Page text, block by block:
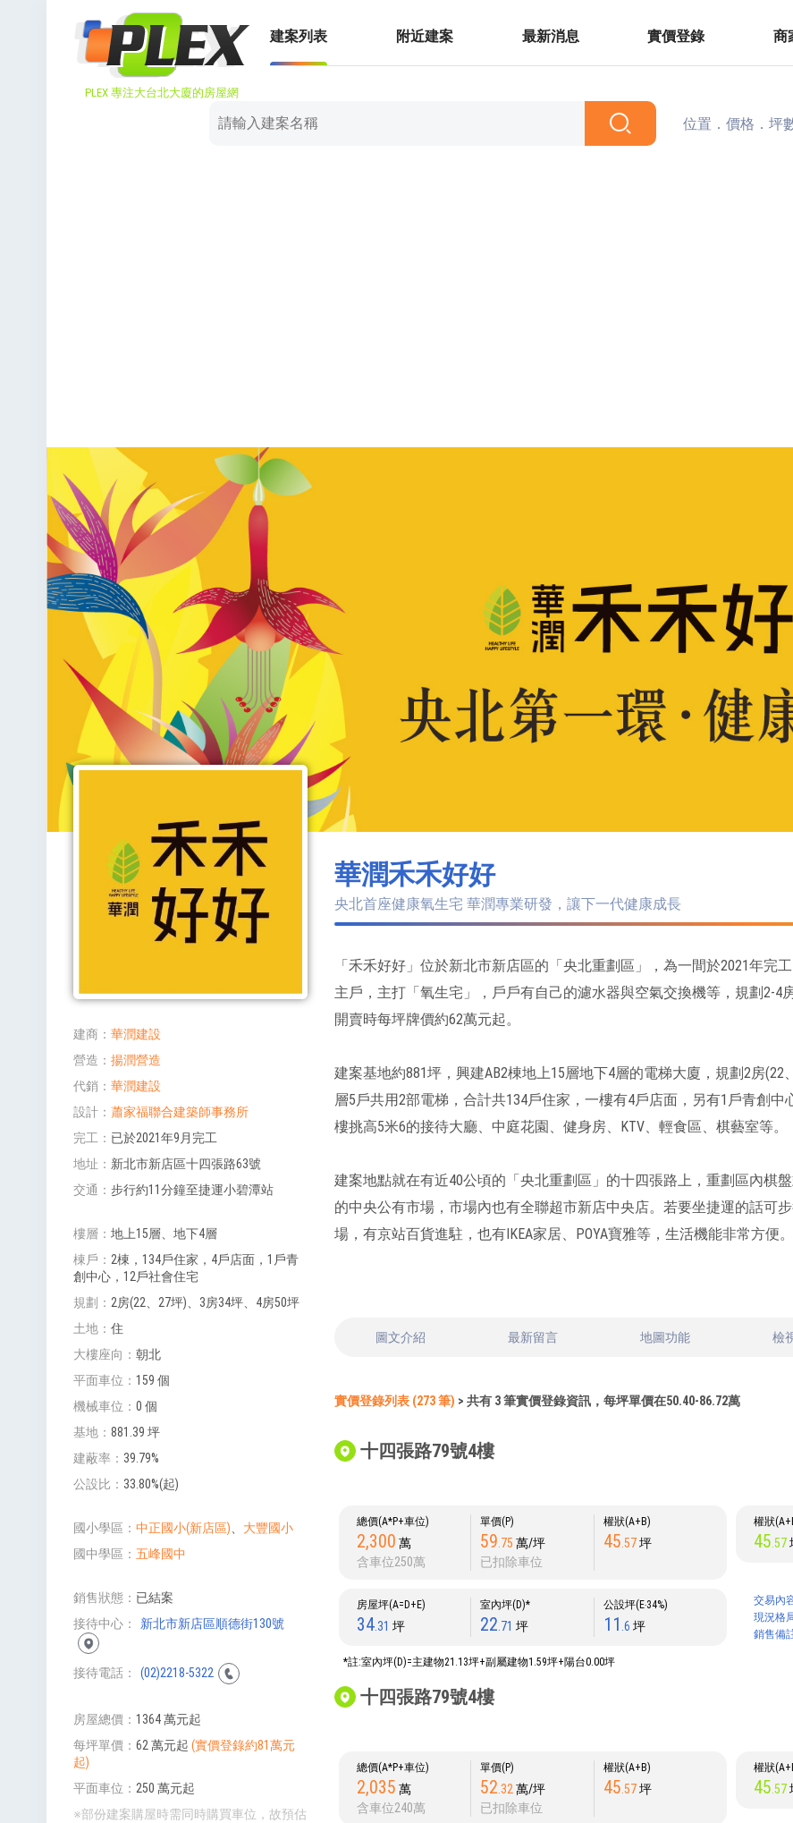
PLEX 專注大台北大廈的房屋網
建案列表 附近建案 最新消息 實價登錄 商
位置．價格．坪
建商
華潤建設
營造
揚潤營造
代銷
華潤建設
設計
蕭家福聯合建築師事務所
完工
已於2021年9月完工
地址
新北市新店區十四張路63號
交通
步行約11分鐘至捷運小碧潭站
樓層
地上15層、地下4層
棟戶
2棟，134戶住家，4戶店面，1戶青
創中心，12戶社會住宅
規劃
2房(22、27坪)、3房34坪、4房50坪
土地
住
大樓座向
朝北
平面車位
159 個
機械車位
0 個
基地
881.39 坪
建蔽率
39.79%
公設比
33.80%(起)
國小學區 中正國小(新店區)、 大豐國小
國中學區
五峰國中
銷售狀態
已結案
接待中心
新北市新店區順德街130號
接待電話 (02)2218-5322
房屋總價
1364 萬元起
每坪單價
62 萬元起 (實價登錄約81萬元
起)
平面車位
250 萬元起
※部份建案購屋時需同時購買車位，故預估
華潤禾禾好好
央北首座健康氧生宅 華潤專業研發，讓下一代健康成長
「禾禾好好」位於新北市新店區的「央北重劃區」，為一間於2021年
主戶，主打「氧生宅」，戶戶有自己的濾水器與空氣交換機等，規劃2-4
開賣時每坪牌價約62萬元起。
建案基地約881坪，興建AB2棟地上15層地下4層的電梯大廈，規劃2房
層5戶共用2部電梯，合計共134戶住家，一樓有4戶店面，另有1戶青創中
樓挑高5米6的接待大廳、中庭花園、健身房、KTV、輕食區、棋藝室等。
建案地點就在有近40公頃的「央北重劃區」的十四張路上，重劃區內棋
的中央公有市場，市場內也有全聯超市新店中央店。若要坐捷運的話可
場，有京站百貨進駐，也有IKEA家居、POYA寶雅等，生活機能非常方便。
圖文介紹 最新留言 地圖功能 檢
實價登錄列表 (273 筆) > 共有 3 筆實價登錄資訊，每坪單價在50.40-86.72萬
十四張路79號4樓
總價(A*P+車位)
2,300 萬
含車位250萬
單價(P)
59 .75 萬/坪
已扣除車位
權狀(A+B)
45 .57坪
權狀
45 .57
房屋坪(A=D+E)
34.31 坪
室內坪(D)*
22 .71 坪
公設坪(E‧34%)
11 .6 坪
*註:室內坪(D)=主建物21.13坪+副屬建物1.59坪+陽台0.00坪
交易內
現況格
銷售備
十四張路79號4樓
總價(A*P+車位)
2,035 萬
含車位240萬
單價(P)
52 .32 萬/坪
已扣除車位
權狀(A+B)
45 .57坪
權狀
45 .57